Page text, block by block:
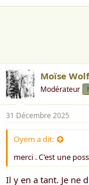
Moïse
Modérateur
31 Décembre 2025
Oyem a dit:
merci . C'est une
Il y en a tant. Je ne